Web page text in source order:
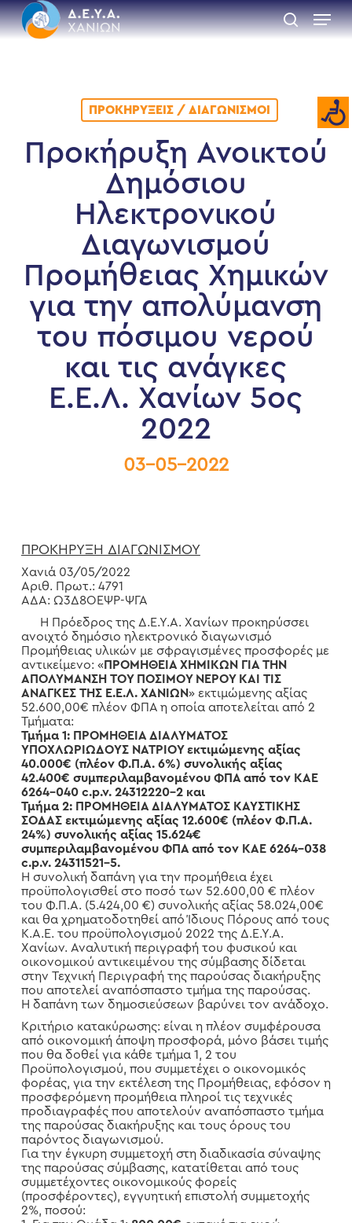
Skip
to
main
search
Menu
ΠΡΟΚΗΡΎΞΕΙΣ / ΔΙΑΓΩΝΙΣΜΟΊ
Προκήρυξη Ανοικτού
Δημόσιου
Ηλεκτρονικού
Διαγωνισμού
Προμήθειας Χημικών
για την απολύμανση
του πόσιμου νερού
και τις ανάγκες
Ε.Ε.Λ. Χανίων 5ος
2022
03-05-2022
ΠΡΟΚΗΡΥΞΗ ΔΙΑΓΩΝΙΣΜΟΥ
Χανιά 03/05/2022
Αριθ. Πρωτ.: 4791
ΑΔΑ: Ω3Δ8ΟΕΨΡ-ΨΓΑ
Η Πρόεδρος της Δ.Ε.Υ.Α. Χανίων προκηρύσσει
ανοιχτό δημόσιο ηλεκτρονικό διαγωνισμό
Προμήθειας υλικών με σφραγισμένες προσφορές με
αντικείμενο: «ΠΡΟΜΗΘΕΙΑ ΧΗΜΙΚΩΝ ΓΙΑ ΤΗΝ
ΑΠΟΛΥΜΑΝΣΗ ΤΟΥ ΠΟΣΙΜΟΥ ΝΕΡΟΥ ΚΑΙ ΤΙΣ
ΑΝΑΓΚΕΣ ΤΗΣ Ε.Ε.Λ. ΧΑΝΙΩΝ» εκτιμώμενης αξίας
52.600,00€ πλέον ΦΠΑ η οποία αποτελείται από 2
Τμήματα:
Τμήμα 1: ΠΡΟΜΗΘΕΙΑ ΔΙΑΛΥΜΑΤΟΣ
ΥΠΟΧΛΩΡΙΩΔΟΥΣ ΝΑΤΡΙΟΥ εκτιμώμενης αξίας
40.000€ (πλέον Φ.Π.Α. 6%) συνολικής αξίας
42.400€ συμπεριλαμβανομένου ΦΠΑ από τον ΚΑΕ
6264-040 c.p.v. 24312220-2 και
Τμήμα 2: ΠΡΟΜΗΘΕΙΑ ΔΙΑΛΥΜΑΤΟΣ ΚΑΥΣΤΙΚΗΣ
ΣΟΔΑΣ εκτιμώμενης αξίας 12.600€ (πλέον Φ.Π.Α.
24%) συνολικής αξίας 15.624€
συμπεριλαμβανομένου ΦΠΑ από τον ΚΑΕ 6264-038
c.p.v. 24311521-5.
Η συνολική δαπάνη για την προμήθεια έχει
προϋπολογισθεί στο ποσό των 52.600,00 € πλέον
του Φ.Π.Α. (5.424,00 €) συνολικής αξίας 58.024,00€
και θα χρηματοδοτηθεί από Ίδιους Πόρους από τους
Κ.Α.Ε. του προϋπολογισμού 2022 της Δ.Ε.Υ.Α.
Χανίων. Αναλυτική περιγραφή του φυσικού και
οικονομικού αντικειμένου της σύμβασης δίδεται
στην Τεχνική Περιγραφή της παρούσας διακήρυξης
που αποτελεί αναπόσπαστο τμήμα της παρούσας.
Η δαπάνη των δημοσιεύσεων βαρύνει τον ανάδοχο.
Κριτήριο κατακύρωσης: είναι η πλέον συμφέρουσα
από οικονομική άποψη προσφορά, μόνο βάσει τιμής
που θα δοθεί για κάθε τμήμα 1, 2 του
Προϋπολογισμού, που συμμετέχει ο οικονομικός
φορέας, για την εκτέλεση της Προμήθειας, εφόσον η
προσφερόμενη προμήθεια πληροί τις τεχνικές
προδιαγραφές που αποτελούν αναπόσπαστο τμήμα
της παρούσας διακήρυξης και τους όρους του
παρόντος διαγωνισμού.
Για την έγκυρη συμμετοχή στη διαδικασία σύναψης
της παρούσας σύμβασης, κατατίθεται από τους
συμμετέχοντες οικονομικούς φορείς
(προσφέροντες), εγγυητική επιστολή συμμετοχής
2%, ποσού: